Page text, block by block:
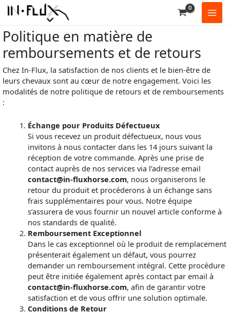
Aller
au
Politique en matière de
remboursements et de retours
Chez In-Flux, la satisfaction de nos clients et le bien-être de
leurs chevaux sont au cœur de notre engagement. Voici les
modalités de notre politique de retours et de remboursements
:
Échange pour Produits Défectueux
Si vous recevez un produit défectueux, nous vous
invitons à nous contacter dans les 14 jours suivant la
réception de votre commande. Après une prise de
contact auprès de nos services via l’adresse email
contact@in-fluxhorse.com, nous organiserons le
retour du produit et procéderons à un échange sans
frais supplémentaires pour vous. Notre équipe
s’assurera de vous fournir un nouvel article conforme à
nos standards de qualité.
Remboursement Exceptionnel
Dans le cas exceptionnel où le produit de remplacement
présenterait également un défaut, vous pourrez
demander un remboursement intégral. Cette procédure
peut être initiée également après contact par email à
contact@in-fluxhorse.com, afin de garantir votre
satisfaction et de vous offrir une solution optimale.
Conditions de Retour